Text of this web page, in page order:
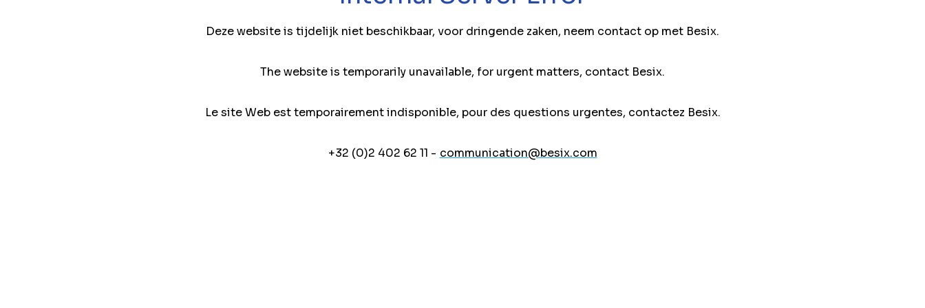
Deze website is tijdelijk niet beschikbaar, voor dringende zaken, neem contact op met Besix.
The website is temporarily unavailable, for urgent matters, contact Besix.
Le site Web est temporairement indisponible, pour des questions urgentes, contactez Besix.
+32 (0)2 402 62 11 - communication@besix.com